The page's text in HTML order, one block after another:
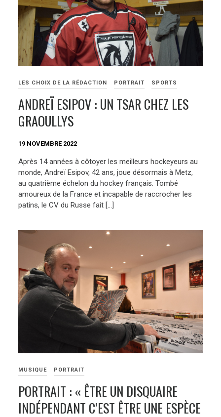
LES CHOIX DE LA RÉDACTION PORTRAIT SPORTS
ANDREÏ ESIPOV : UN TSAR CHEZ LES
GRAOULLYS
19 NOVEMBRE 2022
Après 14 années à côtoyer les meilleurs hockeyeurs au
monde, Andreï Esipov, 42 ans, joue désormais à Metz,
au quatrième échelon du hockey français. Tombé
amoureux de la France et incapable de raccrocher les
patins, le CV du Russe fait […]
MUSIQUE PORTRAIT
PORTRAIT : « ÊTRE UN DISQUAIRE
INDÉPENDANT C’EST ÊTRE UNE ESPÈCE